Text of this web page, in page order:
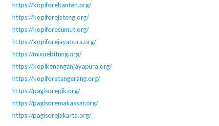
https://kopiforebanten.org/
https://kopiforejateng.org/
https://kopiforesumut.org/
https://kopiforejayapura.org/
https://mixuebitung.org/
https://kopikenanganjayapura.org/
https://kopiforetangerang.org/
https://pagisorepik.org/
https://pagisoremakassar.org/
https://pagisorejakarta.org/